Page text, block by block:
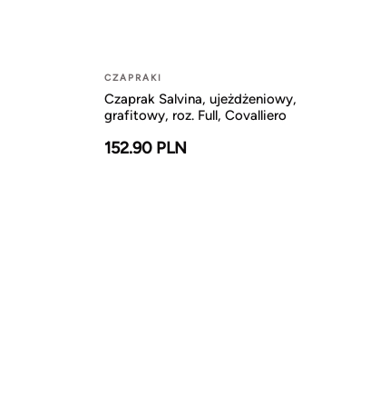
CZAPRAKI
Czaprak Salvina, ujeżdżeniowy,
grafitowy, roz. Full, Covalliero
152.90 PLN